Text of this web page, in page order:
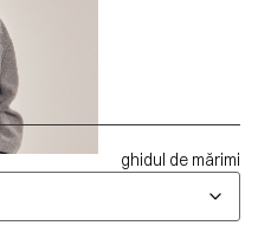
ghidul de mărimi